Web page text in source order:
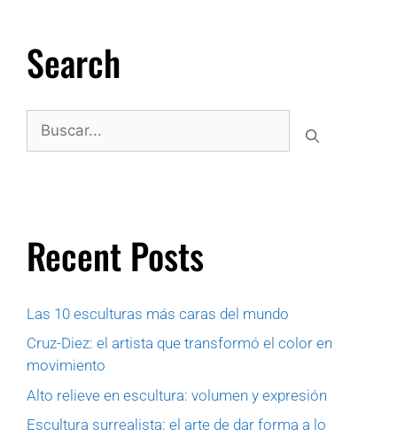
Search
Recent Posts
Las 10 esculturas más caras del mundo
Cruz-Diez: el artista que transformó el color en
movimiento
Alto relieve en escultura: volumen y expresión
Escultura surrealista: el arte de dar forma a lo